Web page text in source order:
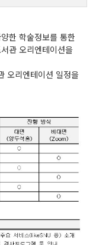
한 학술정보를 통한
관 오리엔테이션을
오리엔테이션 일정을